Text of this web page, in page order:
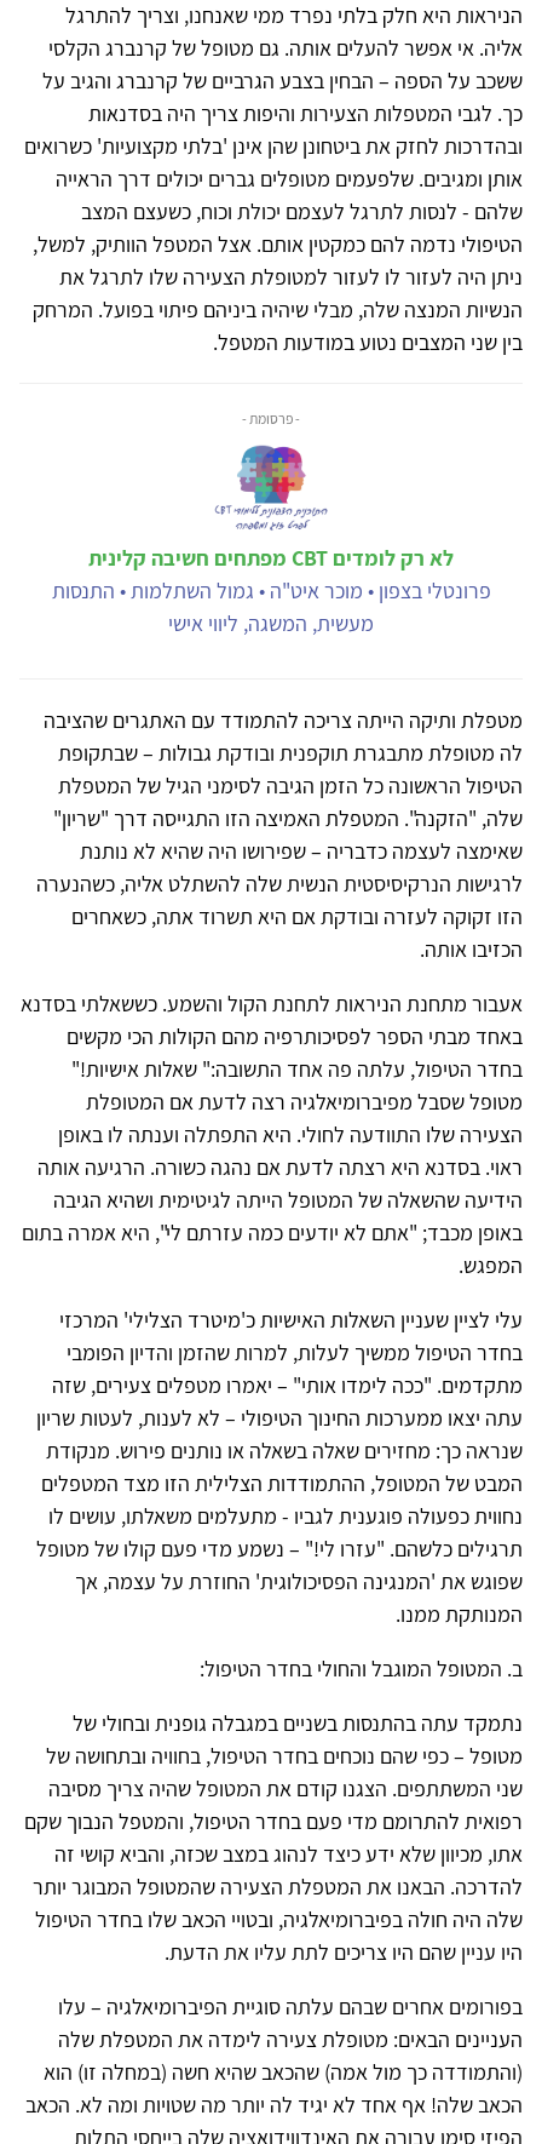
הניראות היא חלק בלתי נפרד ממי שאנחנו, וצריך להתרגל
אליה. אי אפשר להעלים אותה. גם מטופל של קרנברג הקלסי
ששכב על הספה – הבחין בצבע הגרביים של קרנברג והגיב על
כך. לגבי המטפלות הצעירות והיפות צריך היה בסדנאות
ובהדרכות לחזק את ביטחונן שהן אינן 'בלתי מקצועיות' כשרואים
אותן ומגיבים. שלפעמים מטופלים גברים יכולים דרך הראייה
שלהם - לנסות לתרגל לעצמם יכולת וכוח, כשעצם המצב
הטיפולי נדמה להם כמקטין אותם. אצל המטפל הוותיק, למשל,
ניתן היה לעזור לו לעזור למטופלת הצעירה שלו לתרגל את
הנשיות המנצה שלה, מבלי שיהיה ביניהם פיתוי בפועל. המרחק
בין שני המצבים נטוע במודעות המטפל.
- פרסומת -
לא רק לומדים CBT מפתחים חשיבה קלינית
פרונטלי בצפון • מוכר איט"ה • גמול השתלמות • התנסות
מעשית, המשגה, ליווי אישי
מטפלת ותיקה הייתה צריכה להתמודד עם האתגרים שהציבה
לה מטופלת מתבגרת תוקפנית ובודקת גבולות – שבתקופת
הטיפול הראשונה כל הזמן הגיבה לסימני הגיל של המטפלת
שלה, "הזקנה". המטפלת האמיצה הזו התגייסה דרך "שריון"
שאימצה לעצמה כדבריה – שפירושו היה שהיא לא נותנת
לרגישות הנרקיסיסטית הנשית שלה להשתלט אליה, כשהנערה
הזו זקוקה לעזרה ובודקת אם היא תשרוד אתה, כשאחרים
הכזיבו אותה.
אעבור מתחנת הניראות לתחנת הקול והשמע. כששאלתי בסדנא
באחד מבתי הספר לפסיכותרפיה מהם הקולות הכי מקשים
בחדר הטיפול, עלתה פה אחד התשובה:" שאלות אישיות!"
מטופל שסבל מפיברומיאלגיה רצה לדעת אם המטופלת
הצעירה שלו התוודעה לחולי. היא התפתלה וענתה לו באופן
ראוי. בסדנא היא רצתה לדעת אם נהגה כשורה. הרגיעה אותה
הידיעה שהשאלה של המטופל הייתה לגיטימית ושהיא הגיבה
באופן מכבד; "אתם לא יודעים כמה עזרתם לי", היא אמרה בתום
המפגש.
עלי לציין שעניין השאלות האישיות כ'מיטרד הצלילי' המרכזי
בחדר הטיפול ממשיך לעלות, למרות שהזמן והדיון הפומבי
מתקדמים. "ככה לימדו אותי" – יאמרו מטפלים צעירים, שזה
עתה יצאו ממערכות החינוך הטיפולי – לא לענות, לעטות שריון
שנראה כך: מחזירים שאלה בשאלה או נותנים פירוש. מנקודת
המבט של המטופל, ההתמודדות הצלילית הזו מצד המטפלים
נחווית כפעולה פוגענית לגביו - מתעלמים משאלתו, עושים לו
תרגילים כלשהם. "עזרו לי!" – נשמע מדי פעם קולו של מטופל
שפוגש את 'המנגינה הפסיכולוגית' החוזרת על עצמה, אך
המנותקת ממנו.
ב. המטופל המוגבל והחולי בחדר הטיפול:
נתמקד עתה בהתנסות בשניים במגבלה גופנית ובחולי של
מטופל – כפי שהם נוכחים בחדר הטיפול, בחוויה ובתחושה של
שני המשתתפים. הצגנו קודם את המטופל שהיה צריך מסיבה
רפואית להתרומם מדי פעם בחדר הטיפול, והמטפל הנבוך שקם
אתו, מכיוון שלא ידע כיצד לנהוג במצב שכזה, והביא קושי זה
להדרכה. הבאנו את המטפלת הצעירה שהמטופל המבוגר יותר
שלה היה חולה בפיברומיאלגיה, ובטויי הכאב שלו בחדר הטיפול
היו עניין שהם היו צריכים לתת עליו את הדעת.
בפורומים אחרים שבהם עלתה סוגיית הפיברומיאלגיה – עלו
העניינים הבאים: מטופלת צעירה לימדה את המטפלת שלה
(והתמודדה כך מול אמה) שהכאב שהיא חשה (במחלה זו) הוא
הכאב שלה! אף אחד לא יגיד לה יותר מה שטויות ומה לא. הכאב
הפיזי סימן עבורה את האינדווידואציה שלה בייחסי התלות